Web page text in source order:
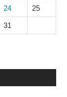
24 25
31